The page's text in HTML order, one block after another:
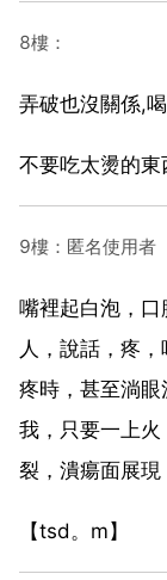
8樓：
弄破也沒關係,
不要吃太燙的
9樓：匿名使用者
嘴裡起白泡，
人，說話，疼
疼時，甚至淌
我，只要一上
裂，潰瘍面展現
【tsd。m】